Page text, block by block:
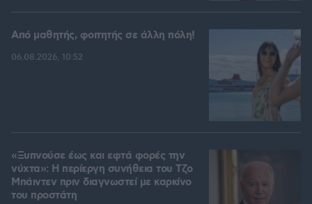
Από μαθητής, φοιτητής σε άλλη πόλη!
06.08.2026, 10:52
«Ξυπνούσε έως και εφτά φορές την
νύχτα»: Η περίεργη συνήθεια του Τζο
Μπάιντεν πριν διαγνωστεί με καρκίνο
του προστάτη